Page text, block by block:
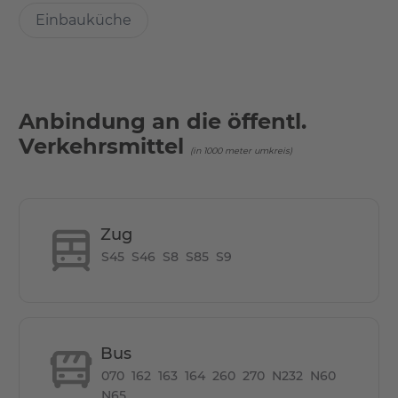
Vorhänge
32 Zoll LED-Hintergrundbeleuchtung
Oscar Esstisch
Bügelkiste + Ständer
Ständer zum Trocknen von Kleidung
Waschmaschine
Badezimmer Kleinkabinett
Einbauküche
Anbindung an die öffentl.
Verkehrsmittel
(in 1000 meter umkreis)
Zug
S45 S46 S8 S85 S9
Bus
070 162 163 164 260 270 N232 N60